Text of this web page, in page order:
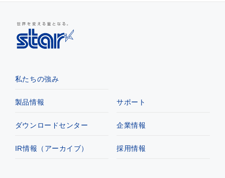
私たちの強み
製品情報 サポート
ダウンロードセンター 企業情報
IR情報（アーカイブ） 採用情報